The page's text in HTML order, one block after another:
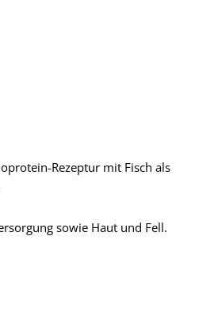
Rezeptur mit Fisch als
sowie Haut und Fell.